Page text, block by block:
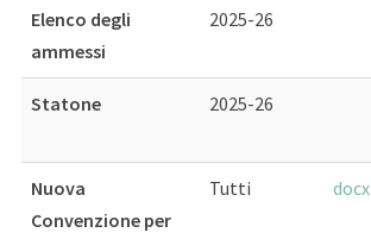
Elenco degli
ammessi
2025-26
Statone 2025-26
Nuova
Convenzione per
Tutti docx